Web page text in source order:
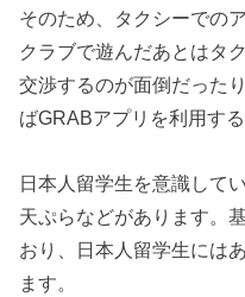
そのため、タクシーでの
クラブで遊んだあとはタ
交渉するのが面倒だった
ばGRABアプリを利用す
日本人留学生を意識して
天ぷらなどがあります。
おり、日本人留学生には
ます。